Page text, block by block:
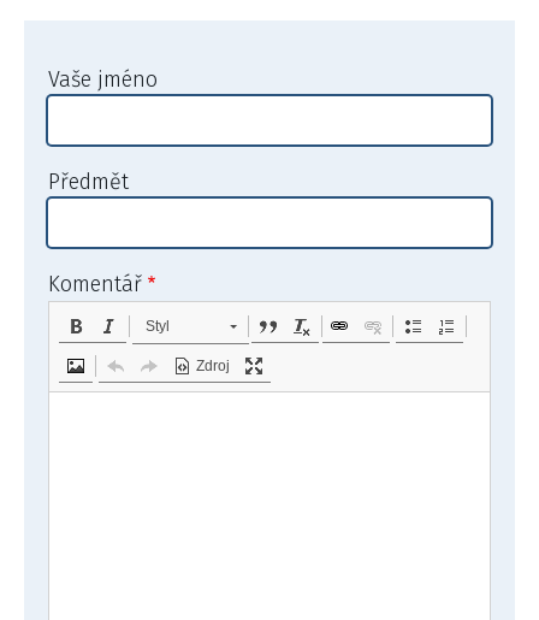
Vaše jméno
Předmět
Komentář
Styl
Zdroj